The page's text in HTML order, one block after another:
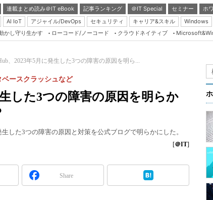
連載まとめ読み＠IT eBook 記事ランキング ＠IT Special セミナー
ホ
AI IoT アジャイル/DevOps セキュリティ キャリア&スキル Windows
Server &
Java Agile
Database
Linux ＆ OSS
Master of IP
Security & Trust
Test & Tools
かし守り生かす ローコード/ノーコード クラウドネイティブ
、2023年5月に発生した3つの障害の原因を明ら...
した3つの障害の原因を明らか
ースクラッシュなど
した3つの障害の原因と対策を公式ブログで明らかにした。
[＠IT]
Share